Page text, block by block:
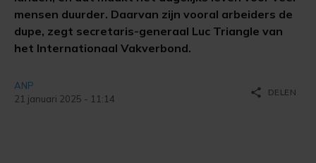
mensen duurder. Daarvan zijn vooral arbeiders de
dupe, zegt secretaris-generaal Luc Triangle van
het Internationaal Vakverbond.
ANP
21 januari 2025 - 11:14
share DELEN